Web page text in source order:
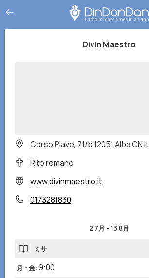
Divin Maestro
Corso Piave, 71/b 12051 Alba CN
Rito romano
www.divinmaestro.it
0173281830
2 7月 - 13 8月
ミサ
月 - 金: 9:00